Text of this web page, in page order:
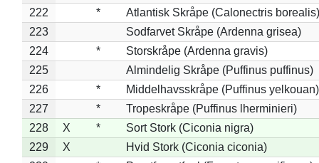
222
*
Atlantisk Skråpe (Calonectris borealis)
223
Sodfarvet Skråpe (Ardenna grisea)
224
*
Storskråpe (Ardenna gravis)
225
Almindelig Skråpe (Puffinus puffinus)
226
*
Middelhavsskråpe (Puffinus yelkouan)
227
*
Tropeskråpe (Puffinus lherminieri)
228
X *
Sort Stork (Ciconia nigra)
229
X
Hvid Stork (Ciconia ciconia)